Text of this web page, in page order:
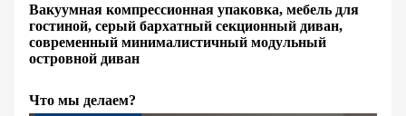
Вакуумная компрессионная упаковка, мебель для
гостиной, серый бархатный секционный диван,
современный минималистичный модульный
островной диван
Что мы делаем?